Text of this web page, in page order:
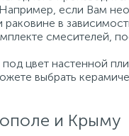
Например, если Вам
в
смесителей,
цвет настенной
выбрать
и Крыму